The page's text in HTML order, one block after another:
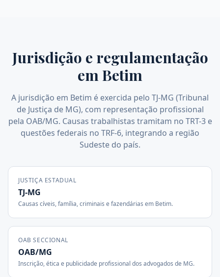
Jurisdição e regulamentação
emBetim
A jurisdição em Betim é exercida pelo TJ-MG (Tribunal
de Justiça de MG), com representação profissional
pela OAB/MG. Causas trabalhistas tramitam no TRT-3 e
questões federais no TRF-6, integrando a região
Sudeste do país.
JUSTIÇA ESTADUAL
TJ-MG
Causas cíveis, família, criminais e fazendárias em Betim.
OAB SECCIONAL
OAB/MG
Inscrição, ética e publicidade profissional dos advogados de MG.